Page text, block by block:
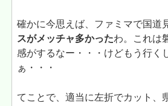
確かに今思えば、ファミマで国道
スがメッチャ多かったわ。これは
感がするなー・・・けどもう行く
ぁ・・・
てことで、適当に左折でカット、